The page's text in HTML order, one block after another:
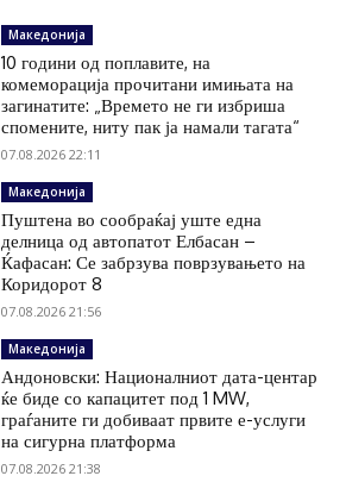
Македонија
10 години од поплавите, на
комеморација прочитани имињата на
загинатите: „Времето не ги избриша
спомените, ниту пак ја намали тагата“
07.08.2026 22:11
Македонија
Пуштена во сообраќај уште една
делница од автопатот Елбасан –
Ќафасан: Се забрзува поврзувањето на
Коридорот 8
07.08.2026 21:56
Македонија
Андоновски: Националниот дата-центар
ќе биде со капацитет под 1 MW,
граѓаните ги добиваат првите е-услуги
на сигурна платформа
07.08.2026 21:38